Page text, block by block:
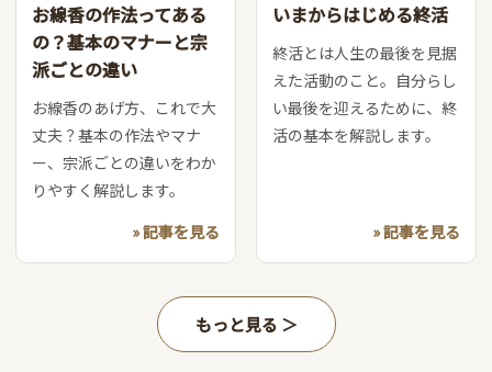
お線香の作法ってある
の？基本のマナーと宗
派ごとの違い
お線香のあげ方、これで大
丈夫？基本の作法やマナ
ー、宗派ごとの違いをわか
りやすく解説します。
» 記事を見る
いまからはじめる終活
終活とは人生の最後を見据
えた活動のこと。自分らし
い最後を迎えるために、終
活の基本を解説します。
» 記事を見る
もっと見る